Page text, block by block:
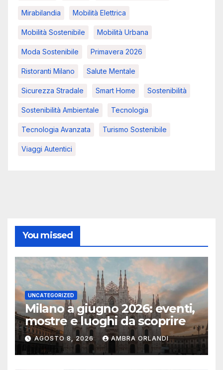
Mirabilandia Mobilità Elettrica
Mobilità Sostenibile Mobilità Urbana
Moda Sostenibile Primavera 2026
Ristoranti Milano Salute Mentale
Sicurezza Stradale Smart Home Sostenibilità
Sostenibilità Ambientale Tecnologia
Tecnologia Avanzata Turismo Sostenibile
Viaggi Autentici
You missed
UNCATEGORIZED
Milano a giugno 2026: eventi,
mostre e luoghi da scoprire
AGOSTO 8, 2026 AMBRA ORLANDI